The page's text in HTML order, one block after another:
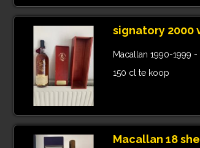
signatory 2000
Macallan 1990-1999
150 cl te koop
Macallan 18